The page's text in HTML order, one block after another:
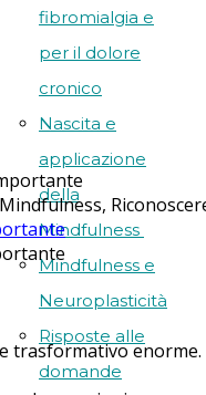
fibromialgia e
per il dolore
cronico
Nascita e
applicazione
della
Mindfulness
Mindfulness e
Neuroplasticità
Risposte alle
domande
trasformativo